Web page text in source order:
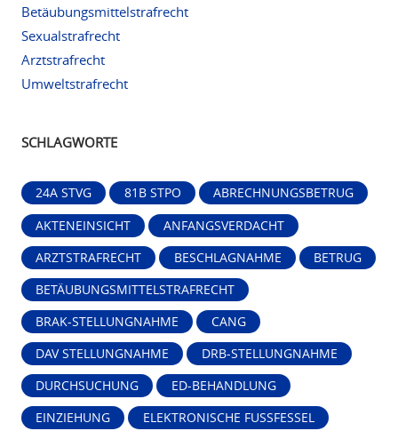
Betäubungsmittelstrafrecht
Sexualstrafrecht
Arztstrafrecht
Umweltstrafrecht
SCHLAGWORTE
24A STVG 81B STPO ABRECHNUNGSBETRUG
AKTENEINSICHT ANFANGSVERDACHT
ARZTSTRAFRECHT BESCHLAGNAHME BETRUG
BETÄUBUNGSMITTELSTRAFRECHT
BRAK-STELLUNGNAHME CANG
DAV STELLUNGNAHME DRB-STELLUNGNAHME
DURCHSUCHUNG ED-BEHANDLUNG
EINZIEHUNG ELEKTRONISCHE FUSSFESSEL